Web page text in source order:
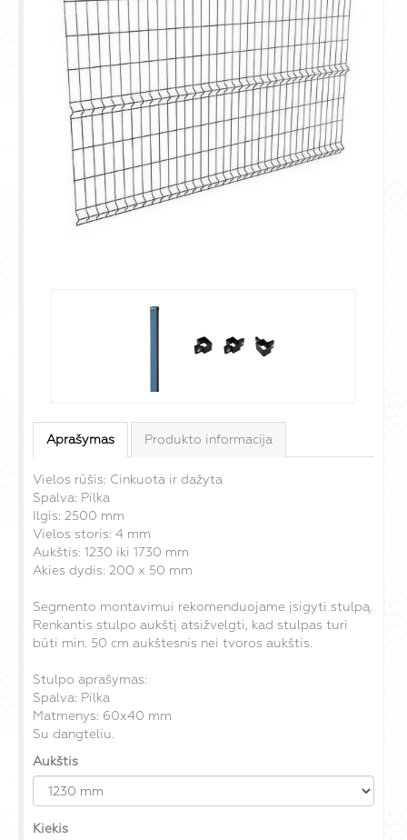
Aprašymas Produkto informacija
Vielos rūšis: Cinkuota ir dažyta
Spalva: Pilka
Ilgis: 2500 mm
Vielos storis: 4 mm
Aukštis: 1230 iki 1730 mm
Akies dydis: 200 x 50 mm
Segmento montavimui rekomenduojame įsigyti stulpą.
Renkantis stulpo aukštį atsižvelgti, kad stulpas turi
būti min. 50 cm aukštesnis nei tvoros aukštis.
Stulpo aprašymas:
Spalva: Pilka
Matmenys: 60x40 mm
Su dangteliu.
Aukštis
Kiekis